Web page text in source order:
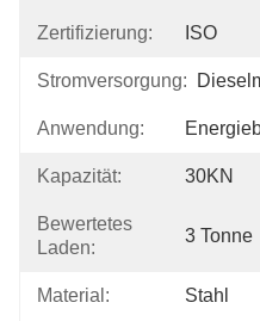
Zertifizierung: ISO
Stromversorgung:
Anwendung:
Kapazität: 30KN
Bewertetes
Laden:
3 Tonne
Material: Stahl